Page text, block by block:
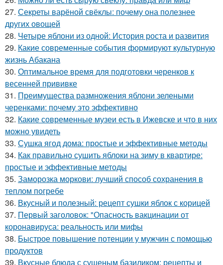
27. Секреты варёной свёклы: почему она полезнее
других овощей
28. Четыре яблони из одной: История роста и развития
29. Какие современные события формируют культурную
жизнь Абакана
30. Оптимальное время для подготовки черенков к
весенней прививке
31. Преимущества размножения яблони зелеными
черенками: почему это эффективно
32. Какие современные музеи есть в Ижевске и что в них
можно увидеть
33. Сушка ягод дома: простые и эффективные методы
34. Как правильно сушить яблоки на зиму в квартире:
простые и эффективные методы
35. Заморозка моркови: лучший способ сохранения в
теплом погребе
36. Вкусный и полезный: рецепт сушки яблок с корицей
37. Первый заголовок: "Опасность вакцинации от
коронавируса: реальность или мифы
38. Быстрое повышение потенции у мужчин с помощью
продуктов
39. Вкусные блюда с сушеным базиликом: рецепты и